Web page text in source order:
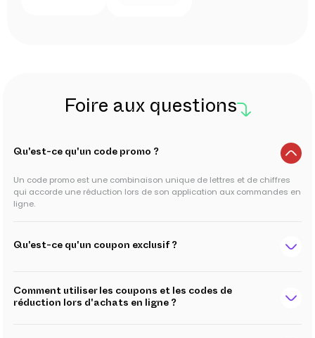
Foire aux questions
Qu'est-ce qu'un code promo ?
Un code promo est une combinaison unique de lettres et de chiffres
qui accorde une réduction lors de son application aux commandes en
ligne.
Qu'est-ce qu'un coupon exclusif ?
Comment utiliser les coupons et les codes de
réduction lors d'achats en ligne ?